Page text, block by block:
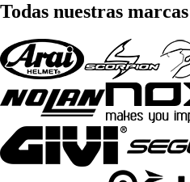
Todas nuestras marcas